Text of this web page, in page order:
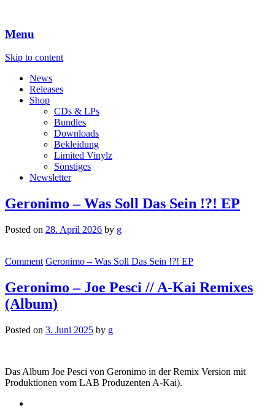
Menu
Skip to content
News
Releases
Shop
CDs & LPs
Bundles
Downloads
Bekleidung
Limited Vinylz
Sonstiges
Newsletter
Geronimo – Was Soll Das Sein !?! EP
Posted on 28. April 2026 by g
Comment Geronimo – Was Soll Das Sein !?! EP
Geronimo – Joe Pesci // A-Kai Remixes
(Album)
Posted on 3. Juni 2025 by g
Das Album Joe Pesci von Geronimo in der Remix Version mit
Produktionen vom LAB Produzenten A-Kai).